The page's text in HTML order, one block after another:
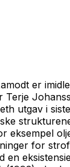
er
Terje
utgav i
eksempel
for